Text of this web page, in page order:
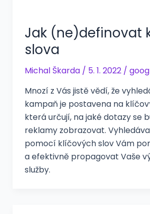
Jak (ne)definovat
slova
Michal Škarda / 5. 1. 2022 /
Mnozí z Vás jistě vědí, že
kampaň je postavena na
která určují, na jaké dotazy se
reklamy zobrazovat.
pomocí klíčových slov Vám
a efektivně propagovat Vaše
služby.